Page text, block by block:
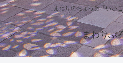
まわりのちょっと「いい
まわりぶ